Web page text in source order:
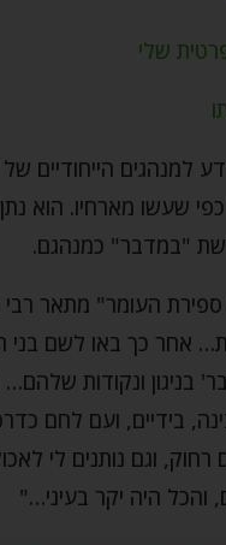
שלי
למנהגים
כפי שעשו מארחיו. הוא
"במדבר" כמנהגם.
העומר" מתאר
אחר כך באו לשם בני
בניגון ונקודות
בידיים, ועם לחם
רחוק, וגם נותנים לי
היה יקר בעיני…"